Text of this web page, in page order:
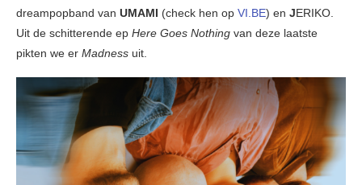
dreampopband van UMAMI (check hen op VI.BE) en JERIKO.
Uit de schitterende ep Here Goes Nothing van deze laatste
pikten we er Madness uit.